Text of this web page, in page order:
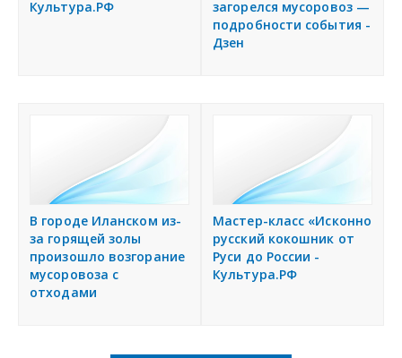
Культура.РФ
загорелся мусоровоз —
подробности события -
Дзен
В городе Иланском из-
за горящей золы
произошло возгорание
мусоровоза с
отходами
Мастер-класс «Исконно
русский кокошник от
Руси до России -
Культура.РФ